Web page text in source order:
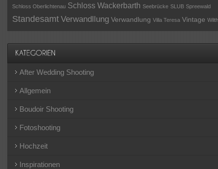
Schloss Oberlichtenau Schloss Wackerbarth Seebrücke SLUB Spreewald
Standesamt Verwandllung Verwandlung Villa Teresa Vintage
After Wedding Shooting
Allgemein
Boudoir Shooting
Fotoshooting
Hochzeit
Inspirationen